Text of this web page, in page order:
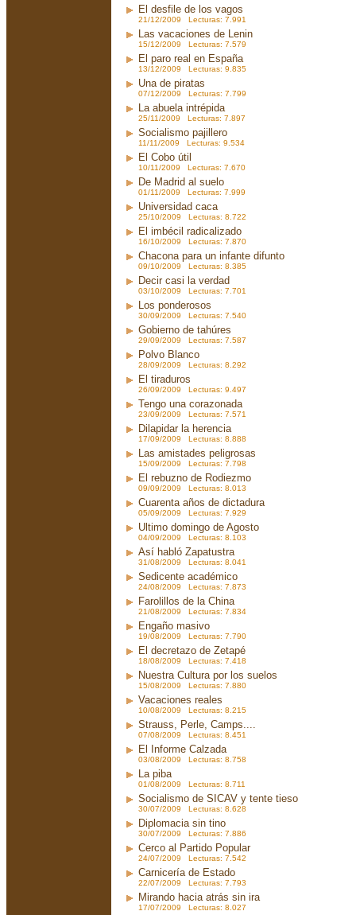
El desfile de los vagos
21/12/2009 Lecturas: 7.991
Las vacaciones de Lenin
15/12/2009 Lecturas: 7.579
El paro real en España
13/12/2009 Lecturas: 9.835
Una de piratas
07/12/2009 Lecturas: 7.799
La abuela intrépida
25/11/2009 Lecturas: 7.897
Socialismo pajillero
11/11/2009 Lecturas: 9.534
El Cobo útil
10/11/2009 Lecturas: 7.670
De Madrid al suelo
01/11/2009 Lecturas: 7.999
Universidad caca
25/10/2009 Lecturas: 8.722
El imbécil radicalizado
16/10/2009 Lecturas: 7.870
Chacona para un infante difunto
09/10/2009 Lecturas: 8.385
Decir casi la verdad
03/10/2009 Lecturas: 7.701
Los ponderosos
30/09/2009 Lecturas: 7.540
Gobierno de tahúres
29/09/2009 Lecturas: 7.587
Polvo Blanco
28/09/2009 Lecturas: 8.292
El tiraduros
26/09/2009 Lecturas: 9.497
Tengo una corazonada
23/09/2009 Lecturas: 7.571
Dilapidar la herencia
17/09/2009 Lecturas: 8.888
Las amistades peligrosas
15/09/2009 Lecturas: 7.798
El rebuzno de Rodiezmo
09/09/2009 Lecturas: 8.013
Cuarenta años de dictadura
05/09/2009 Lecturas: 7.929
Ultimo domingo de Agosto
04/09/2009 Lecturas: 8.103
Así habló Zapatustra
31/08/2009 Lecturas: 8.041
Sedicente académico
24/08/2009 Lecturas: 7.873
Farolillos de la China
21/08/2009 Lecturas: 7.834
Engaño masivo
19/08/2009 Lecturas: 7.790
El decretazo de Zetapé
18/08/2009 Lecturas: 7.418
Nuestra Cultura por los suelos
15/08/2009 Lecturas: 7.880
Vacaciones reales
10/08/2009 Lecturas: 8.215
Strauss, Perle, Camps....
07/08/2009 Lecturas: 8.451
El Informe Calzada
03/08/2009 Lecturas: 8.758
La piba
01/08/2009 Lecturas: 8.711
Socialismo de SICAV y tente tieso
30/07/2009 Lecturas: 8.628
Diplomacia sin tino
30/07/2009 Lecturas: 7.886
Cerco al Partido Popular
24/07/2009 Lecturas: 7.542
Carnicería de Estado
22/07/2009 Lecturas: 7.793
Mirando hacia atrás sin ira
17/07/2009 Lecturas: 8.027